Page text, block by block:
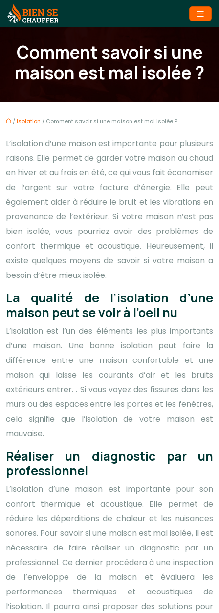
Comment savoir si une
maison est mal isolée ?
/Isolation / Comment savoir si une maison est mal isolée ?
L’isolation d’une maison est importante pour plusieurs
raisons. Elle permet de garder votre maison au chaud
en hiver et au frais en été, ce qui vous fait économiser
de l’argent sur votre facture d’énergie. Elle peut
également aider à réduire le bruit et les vibrations en
provenance de l’extérieur. Si votre maison n’est pas
bien isolée, vous pourriez avoir des problèmes de
confort thermique et acoustique. Heureusement, il
existe quelques moyens de savoir si votre maison a
besoin d’être mieux isolée.
La qualité de l’isolation d’une
maison peut se voir à l’oeil nu
L’isolation est l’un des éléments les plus importants
d’une maison. Une bonne isolation peut faire la
différence entre une maison confortable et une
maison qui laisse les courants d’air et les bruits
extérieurs entrer. . Si vous voyez des fissures dans les
murs ou des espaces entre les portes et les fenêtres,
cela signifie que l’isolation de votre maison est
mauvaise.
Réaliser un diagnostic par un
professionnel
L’isolation d’une maison est importante pour son
confort thermique et acoustique. Elle permet de
réduire les déperditions de chaleur et les nuisances
sonores. Pour savoir si une maison est mal isolée, il est
nécessaire de faire réaliser un diagnostic par un
professionnel. Ce dernier procédera à une inspection
de l’enveloppe de la maison et évaluera les
performances thermiques et acoustiques de
l’isolation. Il pourra ainsi proposer des solutions pour